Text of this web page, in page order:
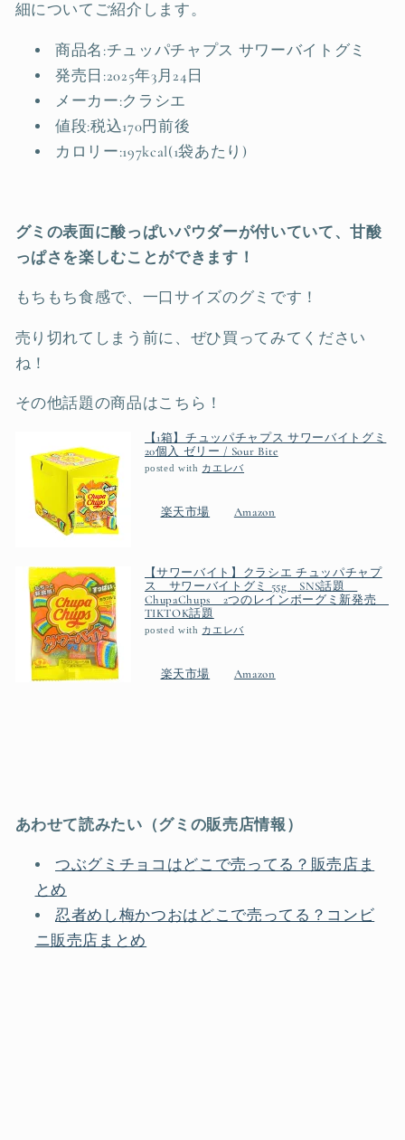
細についてご紹介します。
商品名:チュッパチャプス サワーバイトグミ
発売日:2025年3月24日
メーカー:クラシエ
値段:税込170円前後
カロリー:197kcal(1袋あたり)
グミの表面に酸っぱいパウダーが付いていて、甘酸
っぱさを楽しむことができます！
もちもち食感で、一口サイズのグミです！
売り切れてしまう前に、ぜひ買ってみてください
ね！
その他話題の商品はこちら！
【1箱】チュッパチャプス サワーバイトグミ
20個入 ゼリー / Sour Bite
posted with カエレバ
楽天市場 Amazon
【サワーバイト】クラシエ チュッパチャプ
ス サワーバイトグミ 55g SNS話題
ChupaChups 2つのレインボーグミ新発売
TIKTOK話題
posted with カエレバ
楽天市場 Amazon
あわせて読みたい（グミの販売店情報）
つぶグミチョコはどこで売ってる？販売店ま
とめ
忍者めし梅かつおはどこで売ってる？コンビ
ニ販売店まとめ